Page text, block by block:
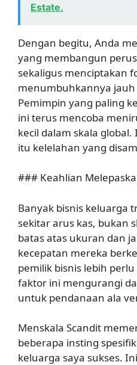
Estate.
Dengan begitu, Anda
yang membangun
sekaligus menciptakan
menumbuhkannya
Pemimpin yang paling
ini terus mencoba
kecil dalam skala
itu kelelahan yang
### Keahlian
Banyak bisnis keluarga
sekitar arus kas, bukan
batas atas ukuran dan
kecepatan mereka
pemilik bisnis lebih
faktor ini mengurangi
untuk pendanaan ala
Menskala Scandit
beberapa insting
keluarga saya sukses.